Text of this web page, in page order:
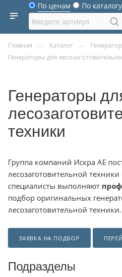
По ценам По каталогу
Главная — Каталог —
Генераторы для
Генераторы
техники
Группа компаний Искра АЕ
лесозаготовительной
специалисты выполняют
подбор оригинальных
лесозаготовительной техники.
ЗАЯВКА НА ПОДБОР
Подразделы